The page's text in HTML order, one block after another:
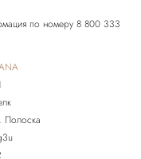
по номеру 8 800 333
Полоска